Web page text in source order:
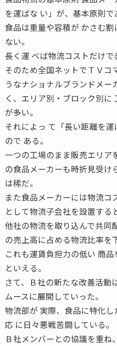
を運ばな い」が、基本原則で
食品は重量や容積が かさむ
ない。
長く運 べば物流コストだけで
そのため全国ネットでＴＶコ
うなナショナルブランドメー
く、エリア別・ブロック別に
が多い。
それによっ て「長い距離を
ので ある。
一つの工場のまま販売エリア
の食品メーカーも時折見受け
は稀だ。
また食品メーカーには物流コ
として物流子会社を設置する
他社の物流を取り込んで共同
の売上高に占める物流比率を
これも運賃負担力の低い 商
といえる。
さて、Ｂ社の新たな改善活動
ムースに展開していった。
物流部が 実際、食品に特化
応 に日々悪戦苦闘している。
Ｂ社メンバーとの協議を重ね